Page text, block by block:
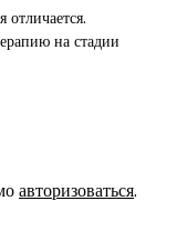
на стадии
авторизоваться.